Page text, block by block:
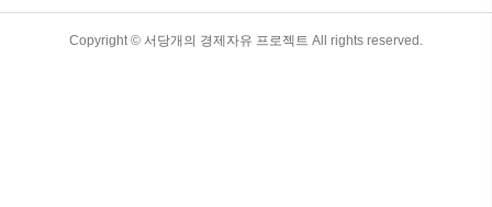
다. 이는 단리(Simple Interest)와 대조적으
로, 시간이 지날수록 이자가 증가하는 속
Copyright © 서당개의 경제자유 프로젝트 All rights reserved.
TistoryWhaleSkin3.4